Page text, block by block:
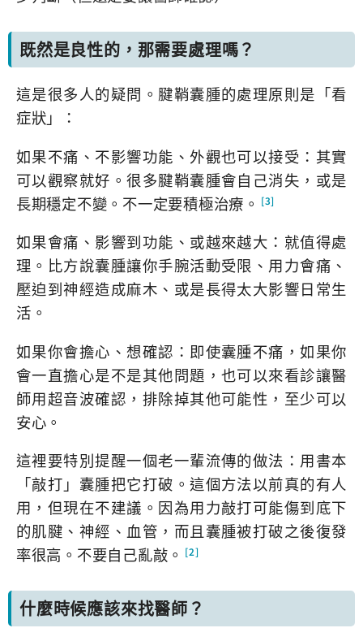
既然是良性的，那需要處理嗎？
這是很多人的疑問。腱鞘囊腫的處理原則是「看
症狀」：
如果不痛、不影響功能、外觀也可以接受：其實
可以觀察就好。很多腱鞘囊腫會自己消失，或是
長期穩定不變。不一定要積極治療。 [3]
如果會痛、影響到功能、或越來越大：就值得處
理。比方說囊腫讓你手腕活動受限、用力會痛、
壓迫到神經造成麻木、或是長得太大影響日常生
活。
如果你會擔心、想確認：即使囊腫不痛，如果你
會一直擔心是不是其他問題，也可以來看診讓醫
師用超音波確認，排除掉其他可能性，至少可以
安心。
這裡要特別提醒一個老一輩流傳的做法：用書本
「敲打」囊腫把它打破。這個方法以前真的有人
用，但現在不建議。因為用力敲打可能傷到底下
的肌腱、神經、血管，而且囊腫被打破之後復發
率很高。不要自己亂敲。 [2]
什麼時候應該來找醫師？